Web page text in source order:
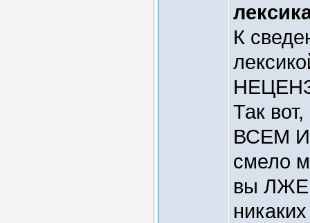
К
Так
ВСЕМ
смело
вы